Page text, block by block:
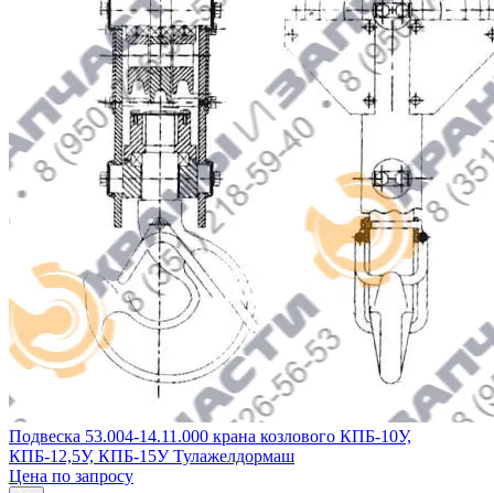
Подвеска 53.004-14.11.000 крана козлового КПБ-10У,
КПБ-12,5У, КПБ-15У Тулажелдормаш
Цена по запросу